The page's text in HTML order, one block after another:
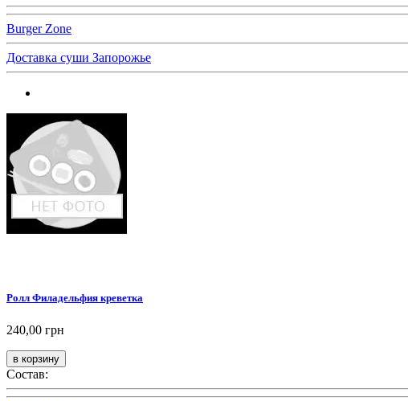
Burger Zone
Доставка суши Запорожье
Ролл Филадельфия креветка
240,00 грн
Состав: